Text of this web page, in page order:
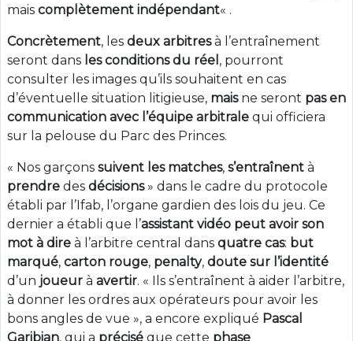
mais complètement indépendant« .
Concrètement, les deux arbitresà l’entraînement
seront dans les conditions du réel , pourront
consulter les images qu’ils souhaitent en cas
d’éventuelle situation litigieuse, maisne seront pas en
communication avec l’équipe arbitrale qui officiera
sur la pelouse du Parc des Princes.
« Nos garçons suivent les matches, s’entraînent à
prendre des décisions» dans le cadre du protocole
établi par l’Ifab, l’organe gardien des lois du jeu. Ce
dernier a établi que l’assistant vidéo peut avoir son
mot à dire à l’arbitre central dans quatre cas: but
marqué, carton rouge, penalty, doute sur l’identité
d’un joueur à avertir. « Ils s’entraînent à aider l’arbitre,
à donner les ordres aux opérateurs pour avoir les
bons angles de vue », a encore expliqué Pascal
Garibian, qui a précisé que cette phase